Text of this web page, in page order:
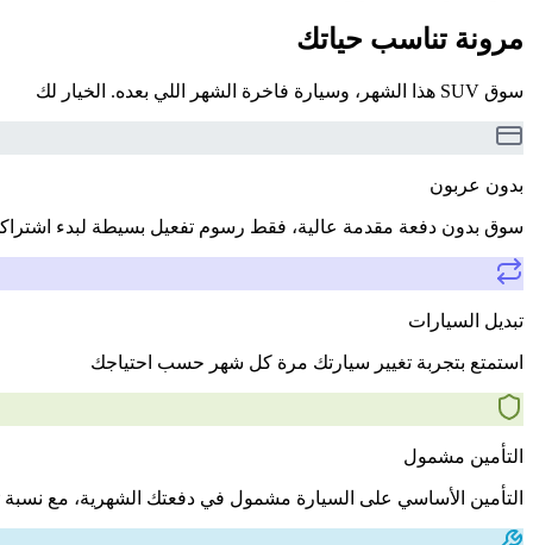
مرونة تناسب حياتك
سوق SUV هذا الشهر، وسيارة فاخرة الشهر اللي بعده. الخيار لك
بدون عربون
سوق بدون دفعة مقدمة عالية، فقط رسوم تفعيل بسيطة لبدء
تبديل السيارات
استمتع بتجربة تغيير سيارتك مرة كل شهر حسب احتياجك
التأمين مشمول
التأمين الأساسي على السيارة مشمول في دفعتك الشهرية، مع